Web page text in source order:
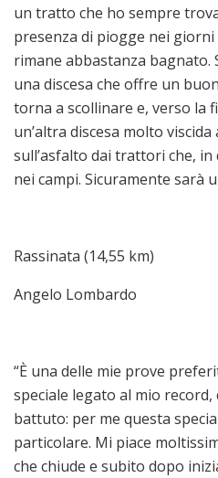
un tratto che ho sempre
presenza di piogge nei
rimane abbastanza bagnato.
una discesa che offre un
torna a scollinare e, verso la
un’altra discesa molto
sull’asfalto dai trattori che,
nei campi. Sicuramente sarà
Rassinata (14,55 km)
Angelo Lombardo
“È una delle mie prove
speciale legato al mio
battuto: per me questa
particolare. Mi piace
che chiude e subito dopo